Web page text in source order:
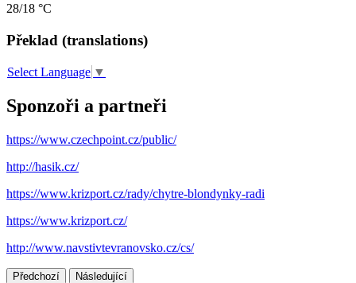
28/18 °C
Překlad (translations)
Select Language ▼
Sponzoři a partneři
https://www.czechpoint.cz/public/
http://hasik.cz/
https://www.krizport.cz/rady/chytre-blondynky-radi
https://www.krizport.cz/
http://www.navstivtevranovsko.cz/cs/
Předchozí Následující